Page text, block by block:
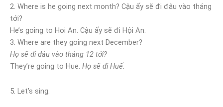
2. Where is he going next month? Cậu ấy sẽ đi đâu vào tháng
tới?
He’s going to Hoi An. Cậu ấy sẽ đi Hội An.
3. Where are they going next December?
Họ sẽ đi đâu vào tháng 12 tới?
They’re going to Hue. Họ sẽ đi Huế.
5. Let’s sing.